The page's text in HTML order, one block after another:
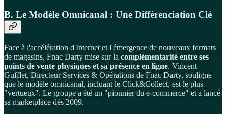
B. Le Modèle Omnicanal : Une Différenciation Clé
Face à l'accélération d'Internet et l'émergence de nouveaux formats
de magasins, Fnac Darty mise sur la complémentarité entre ses
points de vente physiques et sa présence en ligne. Vincent
Gufflet, Directeur Services & Opérations de Fnac Darty, souligne
que le modèle omnicanal, incluant le Click&Collect, est le plus
"vertueux". Le groupe a été un "pionnier du e-commerce" et a lancé
sa marketplace dès 2009.